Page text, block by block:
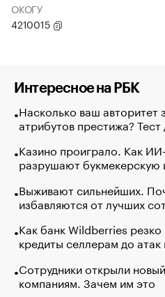
ОКОГУ
4210015
Интересное на РБК
Насколько ваш авторитет
атрибутов престижа?
Казино проиграло. Как
разрушают букмекерскую
Выживают сильнейших.
избавляются от лучших
Как банк Wildberries резко
кредиты селлерам до атак
Сотрудники открыли
компаниям. Зачем им это